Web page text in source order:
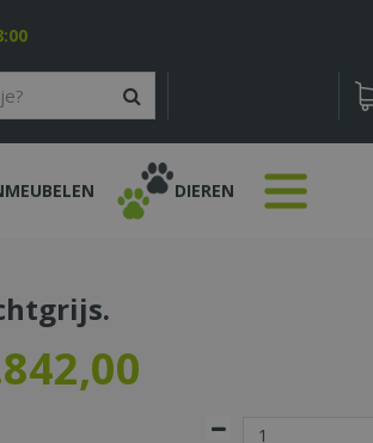
DIEREN
,00